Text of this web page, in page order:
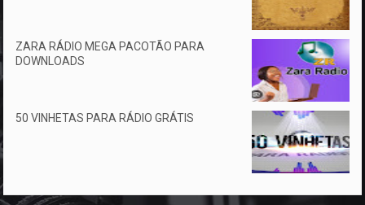
ZARA RÁDIO MEGA PACOTÃO PARA
DOWNLOADS
50 VINHETAS PARA RÁDIO GRÁTIS